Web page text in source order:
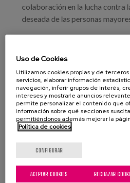
colaboración en la lucha contra
deseada de las personas
Con la celebración de estas
Crear un grupo de trabajo en
instituciones y organizaciones
Establecer objetivos comunes
integral de la soledad.
Impulsar el intercambio de
experiencias y buenas
profesionales de los distintos
Transferir a la sociedad los
la lucha contra la soledad y la
Uso de Cookies
Utilizamos cookies propias y de
servicios, elaborar información
navegación, inferir grupos de interés,
intereses y mostrarle anuncios
permite personalizar el contenido que
información sobre qué secciones
permitiéndonos además mejorar la
Política de cookies
CONFIGURAR
RECHAZAR
ACEPTAR COOKIES